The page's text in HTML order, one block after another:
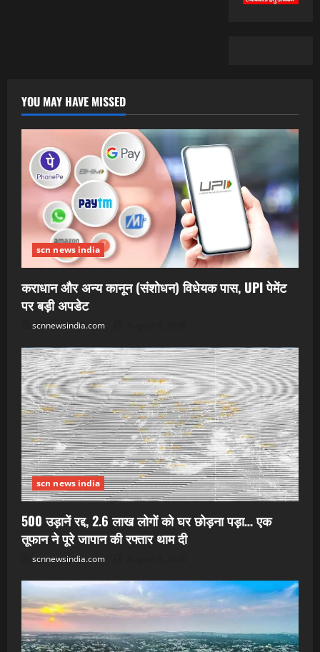
YOU MAY HAVE MISSED
scn news india
कराधान और अन्य कानून (संशोधन) विधेयक पास, UPI पेमेंट
पर बड़ी अपडेट
scnnewsindia.com
scn news india
500 उड़ानें रद्द, 2.6 लाख लोगों को घर छोड़ना पड़ा… एक
तूफान ने पूरे जापान की रफ्तार थाम दी
scnnewsindia.com